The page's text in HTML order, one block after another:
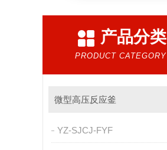
产品分类
PRODUCT CATEGORY
微型高压反应釜
YZ-SJCJ-FYF